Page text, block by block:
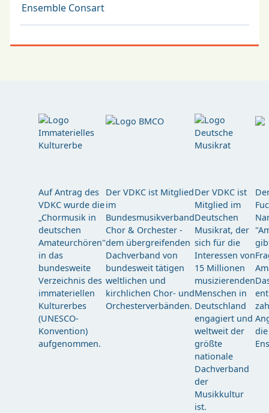
Ensemble Consart
Auf Antrag des
VDKC wurde die
„Chormusik in
deutschen
Amateurchören"
in das
bundesweite
Verzeichnis des
immateriellen
Kulturerbes
(UNESCO-
Konvention)
aufgenommen.
Der VDKC ist Mitglied
im
Bundesmusikverband
Chor & Orchester -
dem übergreifenden
Dachverband von
bundesweit tätigen
weltlichen und
kirchlichen Chor- und
Orchesterverbänden.
Der VDKC ist
Mitglied im
Deutschen
Musikrat, der
sich für die
Interessen von
15 Millionen
musizierenden
Menschen in
Deutschland
engagiert und
weltweit der
größte
nationale
Dachverband
der
Musikkultur
ist.
die